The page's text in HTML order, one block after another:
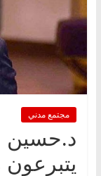
مجتمع مدني
د.حسين